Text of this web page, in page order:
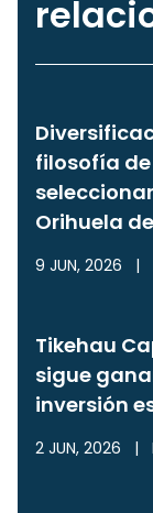
filosofía de
Orihuela
9 JUN, 2026 |
Tikehau
sigue
inversión
2 JUN, 2026 |